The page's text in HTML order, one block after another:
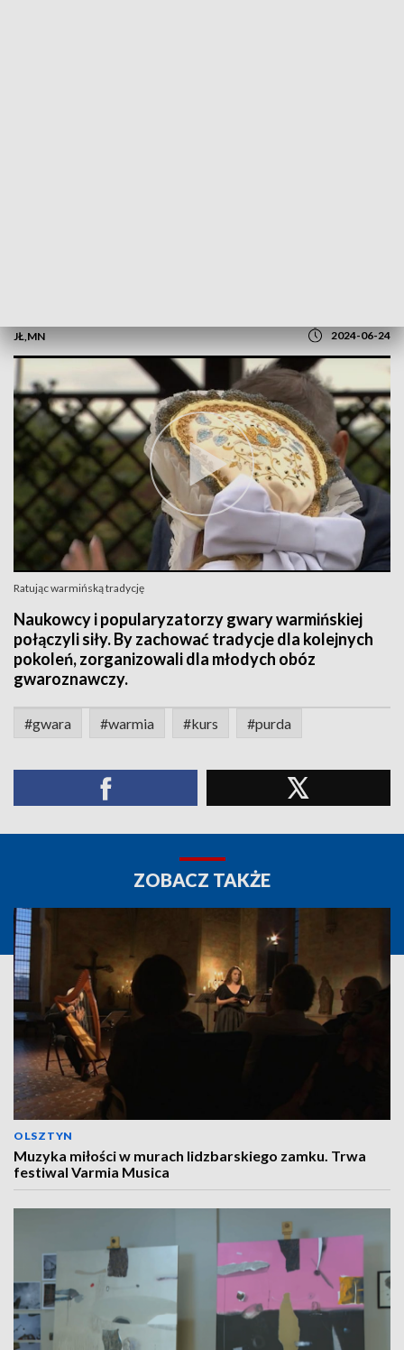
JŁ,MN 2024-06-24
Ratując warmińską tradycję
Naukowcy i popularyzatorzy gwary warmińskiej
połączyli siły. By zachować tradycje dla kolejnych
pokoleń, zorganizowali dla młodych obóz
gwaroznawczy.
#gwara #warmia #kurs #purda
ZOBACZ TAKŻE
OLSZTYN
Muzyka miłości w murach lidzbarskiego zamku. Trwa
festiwal Varmia Musica